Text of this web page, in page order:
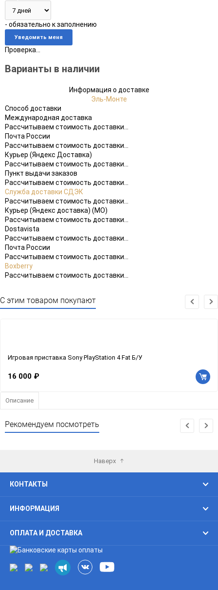
- обязательно к заполнению
Проверка...
Варианты в наличии
Информация о доставке
Эль-Монте
Способ доставки
Международная доставка
Рассчитываем стоимость доставки...
Почта России
Рассчитываем стоимость доставки...
Курьер (Яндекс Доставка)
Рассчитываем стоимость доставки...
Пункт выдачи заказов
Рассчитываем стоимость доставки...
Служба доставки СДЭК
Рассчитываем стоимость доставки...
Курьер (Яндекс доставка) (МО)
Рассчитываем стоимость доставки...
Dostavista
Рассчитываем стоимость доставки...
Почта России
Рассчитываем стоимость доставки...
Boxberry
Рассчитываем стоимость доставки...
С этим товаром покупают
Игровая приставка Sony PlayStation 4 Fat Б/У
16 000 ₽
Описание
Рекомендуем посмотреть
Наверх
КОНТАКТЫ
ИНФОРМАЦИЯ
ОПЛАТА И ДОСТАВКА